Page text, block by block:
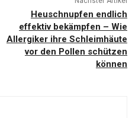
Heuschnupfen endlich
effektiv bekämpfen – Wie
Allergiker ihre Schleimhäute
vor den Pollen schützen
können